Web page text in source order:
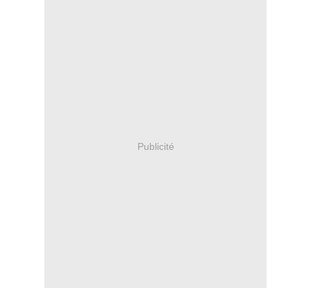
Publicité